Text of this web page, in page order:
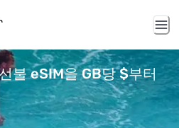
불 eSIM을 GB당 $부터